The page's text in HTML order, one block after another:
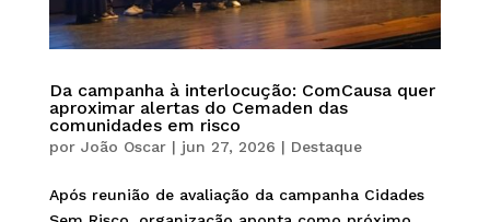
Da campanha à interlocução: ComCausa quer
aproximar alertas do Cemaden das
comunidades em risco
por João Oscar| jun 27, 2026 | Destaque
Após reunião de avaliação da campanha Cidades